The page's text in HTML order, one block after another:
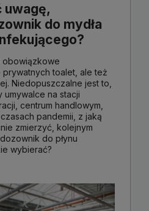
uwagę,
do mydła
obowiązkowe
toalet, ale też
Niedopuszczalne jest to,
umywalce na stacji
centrum handlowym,
pandemii, z jaką
zmierzyć, kolejnym
do płynu
wybierać?